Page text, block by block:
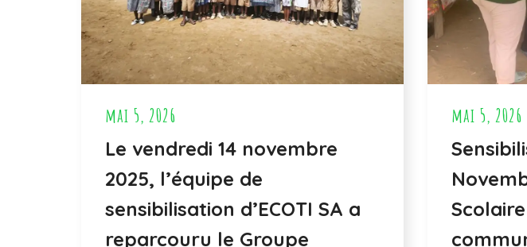
mai 5, 2026
Le vendredi 14 novembre
2025, l’équipe de
sensibilisation d’ECOTI SA a
reparcouru le Groupe
mai 5, 2026